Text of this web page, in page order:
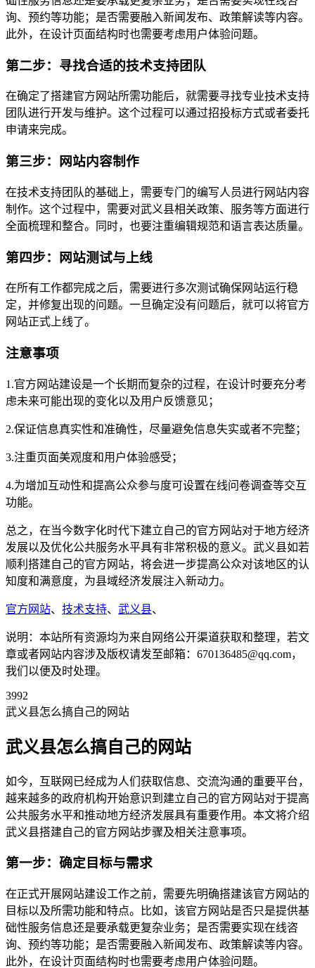
询、预约等功能；是否需要融入新闻发布、政策解读等内容。
此外，在设计页面结构时也需要考虑用户体验问题。
第二步：寻找合适的技术支持团队
在确定了搭建官方网站所需功能后，就需要寻找专业技术支持
团队进行开发与维护。这个过程可以通过招投标方式或者委托
申请来完成。
第三步：网站内容制作
在技术支持团队的基础上，需要专门的编写人员进行网站内容
制作。这个过程中，需要对武义县相关政策、服务等方面进行
全面梳理和整合。同时，也要注重编辑规范和语言表达质量。
第四步：网站测试与上线
在所有工作都完成之后，需要进行多次测试确保网站运行稳
定，并修复出现的问题。一旦确定没有问题后，就可以将官方
网站正式上线了。
注意事项
1.官方网站建设是一个长期而复杂的过程，在设计时要充分考
虑未来可能出现的变化以及用户反馈意见；
2.保证信息真实性和准确性，尽量避免信息失实或者不完整；
3.注重页面美观度和用户体验感受；
4.为增加互动性和提高公众参与度可设置在线问卷调查等交互
功能。
总之，在当今数字化时代下建立自己的官方网站对于地方经济
发展以及优化公共服务水平具有非常积极的意义。武义县如若
顺利搭建自己的官方网站，将会进一步提高公众对该地区的认
知度和满意度，为县域经济发展注入新动力。
官方网站、 技术支持、 武义县、
说明：本站所有资源均为来自网络公开渠道获取和整理，若文
章或者网站内容涉及版权请发至邮箱：670136485@qq.com，
我们以便及时处理。
3992
武义县怎么搞自己的网站
武义县怎么搞自己的网站
如今，互联网已经成为人们获取信息、交流沟通的重要平台，
越来越多的政府机构开始意识到建立自己的官方网站对于提高
公共服务水平和推动地方经济发展具有重要作用。本文将介绍
武义县搭建自己的官方网站步骤及相关注意事项。
第一步：确定目标与需求
在正式开展网站建设工作之前，需要先明确搭建该官方网站的
目标以及所需功能和特点。比如，该官方网站是否只是提供基
础性服务信息还是要承载更复杂业务；是否需要实现在线咨
询、预约等功能；是否需要融入新闻发布、政策解读等内容。
此外，在设计页面结构时也需要考虑用户体验问题。